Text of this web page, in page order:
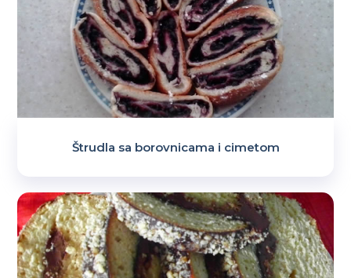
Štrudla sa borovnicama i cimetom